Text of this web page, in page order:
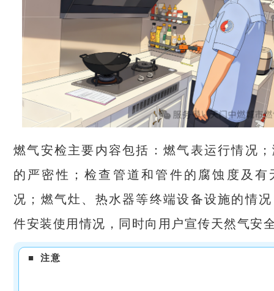
燃气安检主要内容包括：燃气表运行情况
的严密性；检查管道和管件的腐蚀度及有
况；燃气灶、热水器等终端设备设施的情
件安装使用情况，同时向用户宣传天然气安
■ 注意